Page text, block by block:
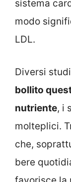
sistema
modo
LDL.
Diversi
bollito
nutriente, i
molteplici.
che,
bere